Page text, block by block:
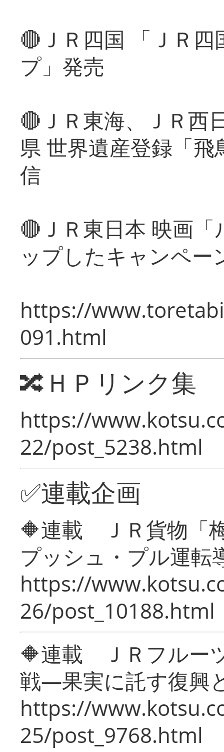
🔴ＪＲ四国 「ＪＲ
プ」発売
🔴ＪＲ東海、ＪＲ西
県 世界遺産登録「
信
🔴ＪＲ東日本 映画
ップしたキャンペー
https://
091.html
🔀ＨＰリンク集
https://
22/post_5238.html
✅連載企画
🔶連載 ＪＲ貨物「
プッシュ・プル運転
https://
26/post_10188.html
🔶連載 ＪＲフルー
戦―果実に託す復興
https://
25/post_9768.html